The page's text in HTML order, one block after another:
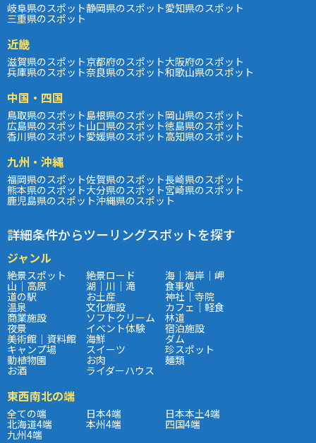
岐阜県のスポット静岡県のスポット愛知県のスポット
三重県のスポット
近畿
滋賀県のスポット京都府のスポット大阪府のスポット
兵庫県のスポット奈良県のスポット和歌山県のスポット
中国・四国
鳥取県のスポット島根県のスポット岡山県のスポット
広島県のスポット山口県のスポット徳島県のスポット
香川県のスポット愛媛県のスポット高知県のスポット
九州・沖縄
福岡県のスポット佐賀県のスポット長崎県のスポット
熊本県のスポット大分県のスポット宮崎県のスポット
鹿児島県のスポット沖縄県のスポット
詳細条件からツーリングスポットを探す
ジャンル
絶景スポット 絶景ロード 海｜海岸｜岬
山｜高原 湖｜川｜滝 食事処
道の駅 お土産 神社｜寺院
温泉 文化施設 カフェ｜軽食
商業施設 ソフトクリーム 林道
夜景 イベント体験 宿泊施設
美術館｜資料館 海鮮 ダム
キャンプ場 スイーツ 珍スポット
動植物園 お肉 麺類
お酒 ライダーハウス
東西南北の端
全ての端 日本4端 日本本土4端
北海道4端 本州4端 四国4端
九州4端